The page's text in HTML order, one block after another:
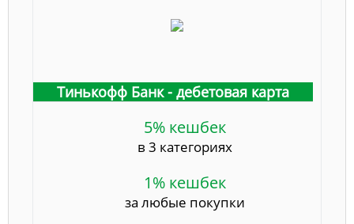
Тинькофф Банк - дебетовая карта
5% кешбек
в 3 категориях
1% кешбек
за любые покупки